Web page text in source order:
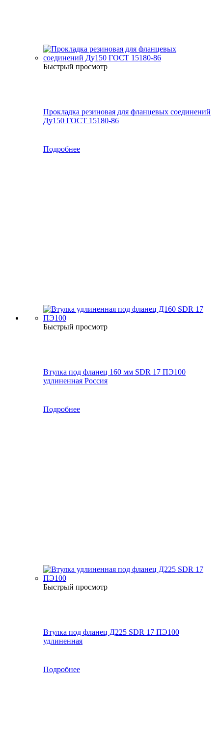
Быстрый просмотр
Прокладка резиновая для фланцевых соединений
Ду150 ГОСТ 15180-86
Подробнее
Быстрый просмотр
Втулка под фланец 160 мм SDR 17 ПЭ100
удлиненная Россия
Подробнее
Быстрый просмотр
Втулка под фланец Д225 SDR 17 ПЭ100
удлиненная
Подробнее